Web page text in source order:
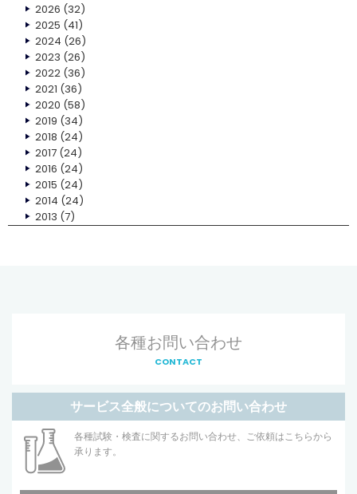
2026 (32)
2025 (41)
2024 (26)
2023 (26)
2022(36)
2021 (36)
2020 (58)
2019 (34)
2018 (24)
2017(24)
2016 (24)
2015 (24)
2014 (24)
2013 (7)
各種お問い合わせ
CONTACT
サービス全般についてのお問い合わせ
各種試験・検査に関するお問い合わせ、ご依頼はこちらから
承ります。